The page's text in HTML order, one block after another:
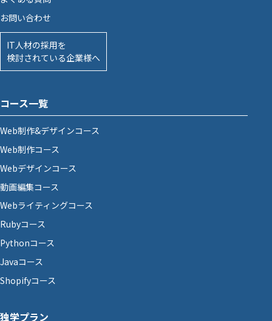
お問い合わせ
IT人材の採用を
検討されている企業様へ
コース一覧
Web制作&デザインコース
Web制作コース
Webデザインコース
動画編集コース
Webライティングコース
Rubyコース
Pythonコース
Javaコース
Shopifyコース
独学プラン